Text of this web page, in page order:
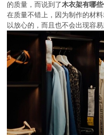
的质量，而说到了木衣架有哪
在质量不错上，因为制作的材
以放心的，而且也不会出现容